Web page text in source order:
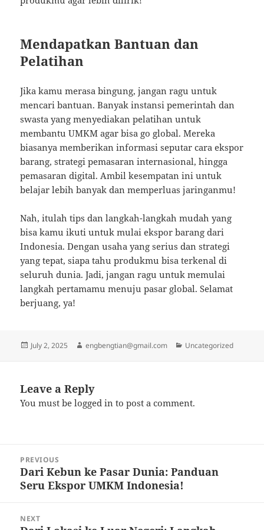
Mendapatkan Bantuan dan
Pelatihan
Jika kamu merasa bingung, jangan ragu untuk
mencari bantuan. Banyak instansi pemerintah dan
swasta yang menyediakan pelatihan untuk
membantu UMKM agar bisa go global. Mereka
biasanya memberikan informasi seputar cara ekspor
barang, strategi pemasaran internasional, hingga
pemasaran digital. Ambil kesempatan ini untuk
belajar lebih banyak dan memperluas jaringanmu!
Nah, itulah tips dan langkah-langkah mudah yang
bisa kamu ikuti untuk mulai ekspor barang dari
Indonesia. Dengan usaha yang serius dan strategi
yang tepat, siapa tahu produkmu bisa terkenal di
seluruh dunia. Jadi, jangan ragu untuk memulai
langkah pertamamu menuju pasar global. Selamat
berjuang, ya!
Posted
July 2, 2025 Author
engbengtian@gmail.com Categories
Uncategorized
Leave a Reply
You must belogged in to post a comment.
navigation
PREVIOUS
Previous
post:
Dari Kebun ke Pasar Dunia: Panduan
Seru Ekspor UMKM Indonesia!
NEXT